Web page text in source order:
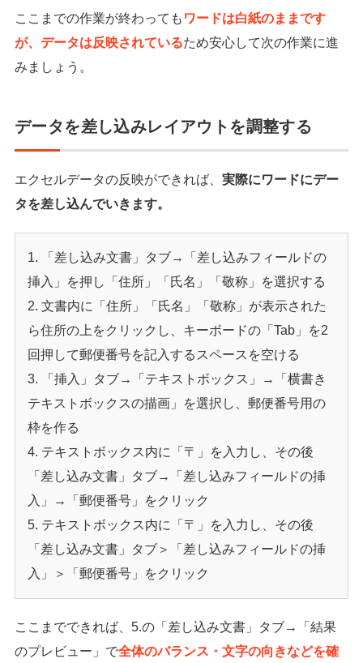
ここまでの作業が終わっても ワードは白紙のままです
が、データは反映されているため安心して次の作業に進
みましょう。
データを差し込みレイアウトを調整する
エクセルデータの反映ができれば、 実際にワードにデー
タを差し込んでいきます。
「差し込み文書」タブ→「差し込みフィールドの
挿入」を押し「住所」「氏名」「敬称」を選択する
文書内に「住所」「氏名」「敬称」が表示された
ら住所の上をクリックし、キーボードの「Tab」を2
回押して郵便番号を記入するスペースを空ける
「挿入」タブ→「テキストボックス」→「横書き
テキストボックスの描画」を選択し、郵便番号用の
枠を作る
テキストボックス内に「〒」を入力し、その後
「差し込み文書」タブ→「差し込みフィールドの挿
入」→「郵便番号」をクリック
テキストボックス内に「〒」を入力し、その後
「差し込み文書」タブ＞「差し込みフィールドの挿
入」＞「郵便番号」をクリック
ここまでできれば、5.の「差し込み文書」タブ→「結果
のプレビュー」で全体のバランス・文字の向きなどを確